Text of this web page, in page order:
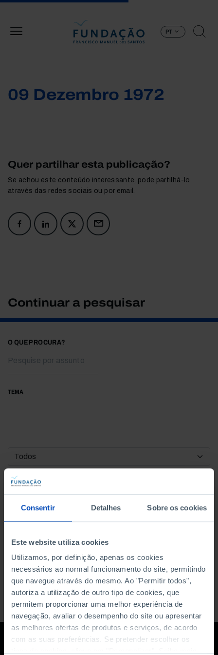
Consentir Detalhes Sobre os cookies
Este website utiliza cookies
Utilizamos, por definição, apenas os cookies
necessários ao normal funcionamento do site, permitindo
que navegue através do mesmo. Ao "Permitir todos",
autoriza a utilização de outro tipo de cookies, que
permitem proporcionar uma melhor experiência de
navegação, avaliar o desempenho do site ou apresentar
as melhores ofertas de produtos e serviços, de acordo
com as suas preferências. Se pretender escolher os
PT
09 Dezembro 1972
Quer partilhar esta publicação?
Se achou este conteúdo interessante, pode partilhá-lo
através das redes sociais ou por email.
Continuar a pesquisar
O QUE PROCURA?
TEMA
DATA DE INÍCIO
DATA DE FIM